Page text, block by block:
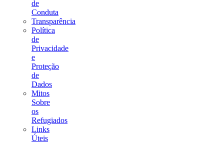
de
Conduta
Transparência
Política
de
Privacidade
e
Proteção
de
Dados
Mitos
Sobre
os
Refugiados
Links
Úteis